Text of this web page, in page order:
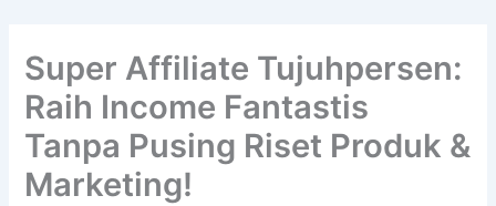
Super Affiliate Tujuhpersen:
Raih Income Fantastis
Tanpa Pusing Riset Produk &
Marketing!